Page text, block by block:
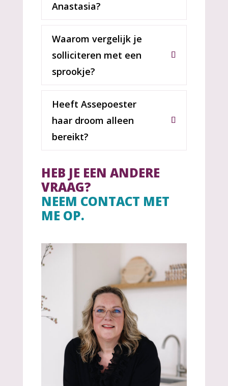
Anastasia?
Waarom vergelijk je
solliciteren met een
sprookje?
Heeft Assepoester
haar droom alleen
bereikt?
HEB JE EEN ANDERE
VRAAG?
NEEM CONTACT MET
ME OP.